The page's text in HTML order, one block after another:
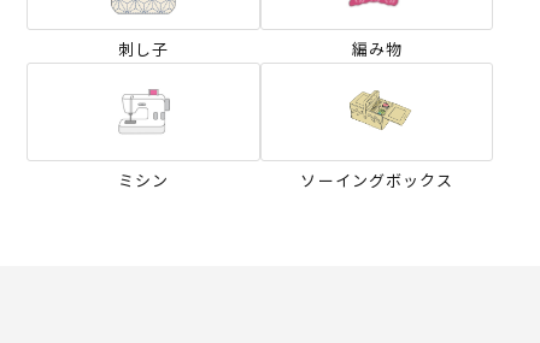
刺し子 編み物
ミシン ソーイングボックス